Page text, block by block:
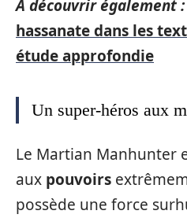
A découvrir également :
hassanate dans les
étude approfondie
Un super-héros aux
Le Martian Manhunter
aux pouvoirs
possède une force